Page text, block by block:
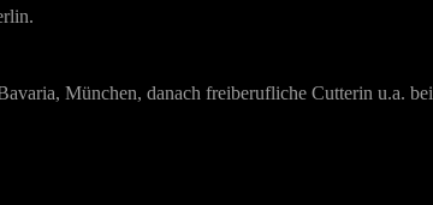
München, danach freiberufliche Cutterin u.a. bei